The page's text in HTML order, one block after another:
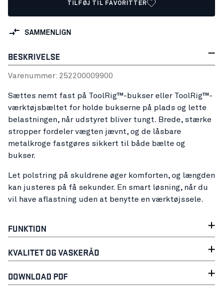
TILFØJ TIL FAVORITTER
SAMMENLIGN
BESKRIVELSE
Varenummer: 252200009900
Sættes nemt fast på ToolRig™-bukser eller ToolRig™-
værktøjsbæltet for holde bukserne på plads og lette
belastningen, når udstyret bliver tungt. Brede, stærke
stropper fordeler vægten jævnt, og de låsbare
metalkroge fastgøres sikkert til både bælte og
bukser.
Let polstring på skuldrene øger komforten, og længden
kan justeres på få sekunder. En smart løsning, når du
vil have aflastning uden at benytte en værktøjssele.
FUNKTION
KVALITET OG VASKERÅD
DOWNLOAD PDF